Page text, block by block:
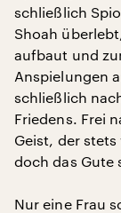
schließlich
Shoah
aufbaut und
Anspielungen
schließlich
Friedens. Frei
Geist, der
doch das Gute
Nur eine Frau